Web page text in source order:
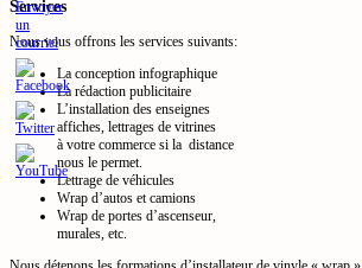
Services
Nous vous offrons les services suivants:
La conception infographique
La rédaction publicitaire
L’installation des enseignes
affiches, lettrages de vitrines
à votre commerce si la distance
nous le permet.
Lettrage de véhicules
Wrap d’autos et camions
Wrap de portes d’ascenseur,
murales, etc.